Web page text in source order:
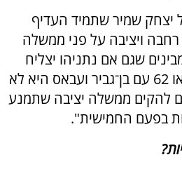
יצחק שמיר שתמיד העדיף
ויציבה על פני ממשלה
שגם אם נתניהו יצליח
להרכיב ממשלה של 61 או 62 עם בן־גביר ועבאס היא לא
להקים ממשלה יציבה שתמנע
בפעם החמישית".